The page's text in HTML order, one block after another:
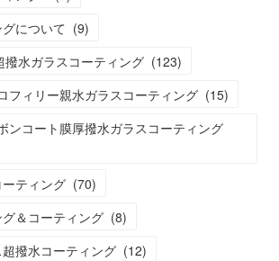
について (9)
撥水ガラスコーティング (123)
フィリー親水ガラスコーティング (15)
ンコート膜厚撥水ガラスコーティング
ティング (70)
＆コーティング (8)
撥水コーティング (12)